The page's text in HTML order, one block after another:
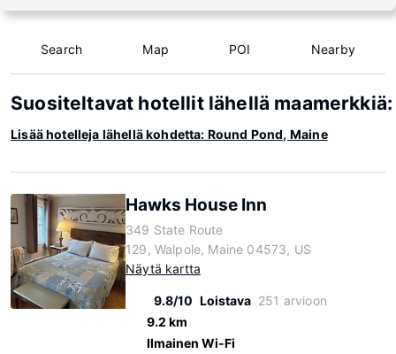
Search Map POI Nearby
Suositeltavat hotellit lähellä maamerkkiä:
Lisää hotelleja lähellä kohdetta: Round Pond, Maine
Hawks House Inn
349 State Route
129, Walpole, Maine 04573, US
Näytä kartta
9.8/10 Loistava 251 arvioon
9.2 km
Ilmainen Wi-Fi